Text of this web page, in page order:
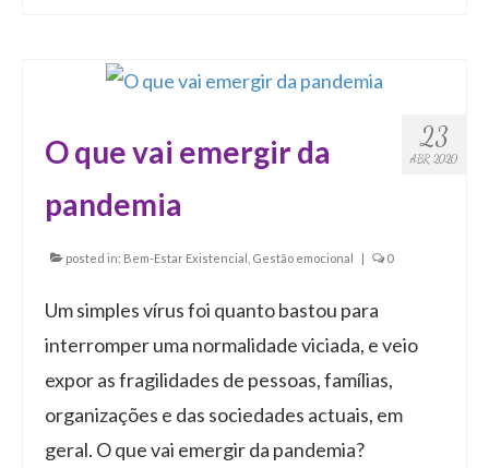
23
ABR 2020
O que vai emergir da
pandemia
posted in: Bem-Estar Existencial Gestão emocional | 0
Um simples vírus foi quanto bastou para
interromper uma normalidade viciada, e veio
expor as fragilidades de pessoas, famílias,
organizações e das sociedades actuais, em
geral. O que vai emergir da pandemia?